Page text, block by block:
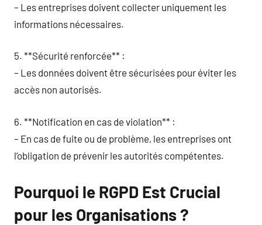
– Les entreprises doivent collecter uniquement les
informations nécessaires.
5. **Sécurité renforcée** :
– Les données doivent être sécurisées pour éviter les
accès non autorisés.
6. **Notification en cas de violation** :
– En cas de fuite ou de problème, les entreprises ont
l’obligation de prévenir les autorités compétentes.
Pourquoi le RGPD Est Crucial
pour les Organisations ?